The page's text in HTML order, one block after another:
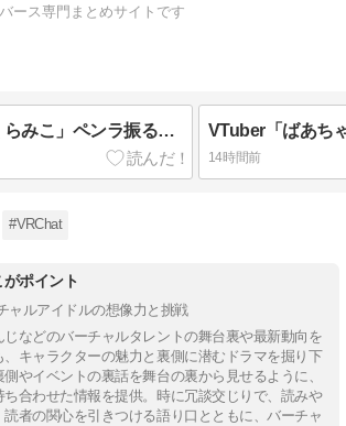
ース専門まとめサイトです
ホロライブ「さくらみこ」ペンラ振る動作で体調崩す？ホロドリで画面酔いして凸待ち1時間で切り上げる「雪花ラミィ」コラボ配信に向けてゆっくり休む
14時間前
#VRChat
ポイント
ャルアイドルの想像力と挑戦
などのバーチャルタレントの舞台裏や最新動向を
キャラクターの魅力と裏側に潜むドラマを掘り下
やイベントの裏話を舞台の裏から見せるように、
合わせた情報を提供。時に冗談交じりで、読みや
者の関心を引きつける語り口とともに、バーチャ